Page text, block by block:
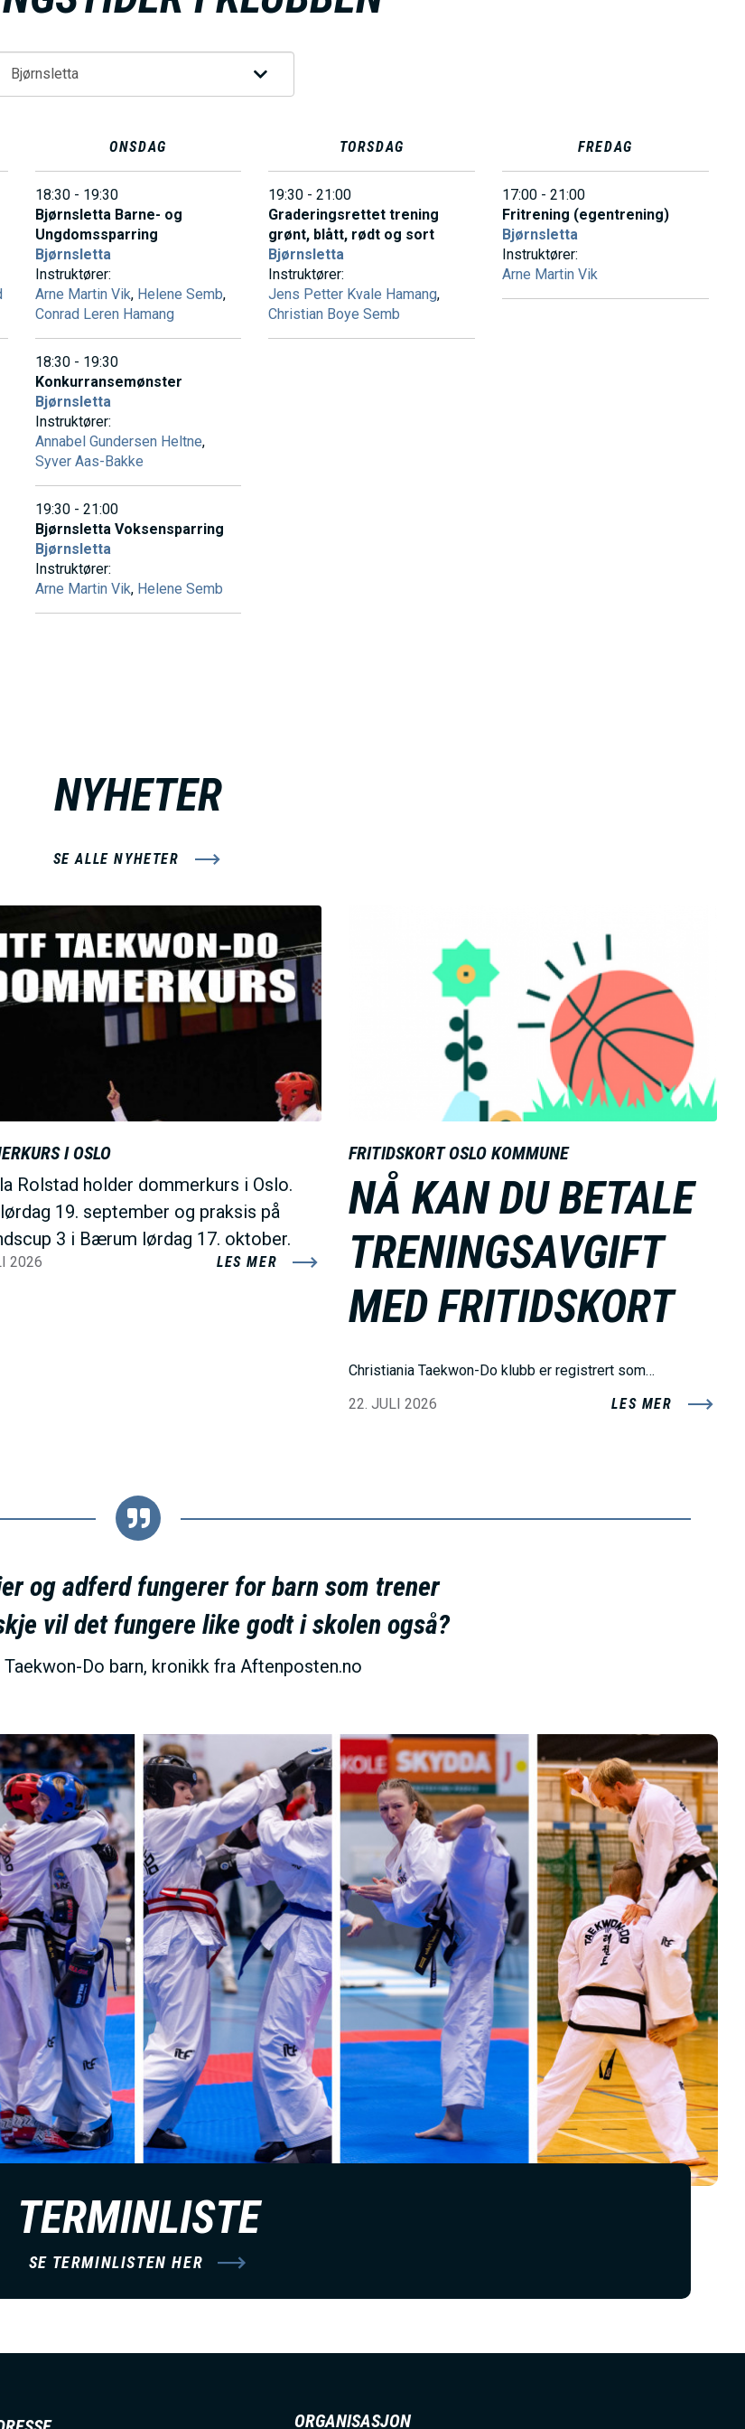
V
E
O
M
A
I
N
M
E
N
ONSDAG
18:30 - 19:30
Bjørnsletta Barne- og
Ungdomssparring
Bjørnsletta
Instruktører:
Arne Martin Vik, Helene Semb,
Conrad Leren Hamang
18:30 - 19:30
Konkurransemønster
Bjørnsletta
Instruktører:
Annabel Gundersen Heltne,
Syver Aas-Bakke
19:30 - 21:00
Bjørnsletta Voksensparring
Bjørnsletta
Instruktører:
Arne Martin Vik, Helene Semb
TORSDAG
19:30 - 21:00
Graderingsrettet trening
grønt, blått, rødt og sort
Bjørnsletta
Instruktører:
Jens Petter Kvale Hamang,
Christian Boye Semb
FREDAG
17:00 - 21:00
Fritrening (egentrening)
Bjørnsletta
Instruktører:
Arne Martin Vik
NYHETER
SE ALLE NYHETER
I OSLO
Rolstad holder dommerkurs i Oslo.
19. september og praksis på
3 i Bærum lørdag 17. oktober.
2026 LES MER
FRITIDSKORT OSLO KOMMUNE
NÅ KAN DU BETALE
TRENINGSAVGIFT
MED FRITIDSKORT
Christiania Taekwon-Do klubb er registrert som…
22. JULI 2026
LES MER
og adferd fungerer for barn som trener
vil det fungere like godt i skolen også?
Do barn, kronikk fra Aftenposten.no
TERMINLISTE
SE TERMINLISTEN HER
ORGANISASJON